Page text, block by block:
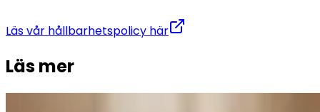
Läs vår hållbarhetspolicy här
Läs mer